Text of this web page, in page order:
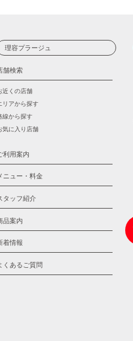
理容プラージュ
舗検索
近くの店舗
リアから探す
線から探す
気に入り店舗
利用案内
ニュー・料金
タッフ紹介
品案内
着情報
くあるご質問